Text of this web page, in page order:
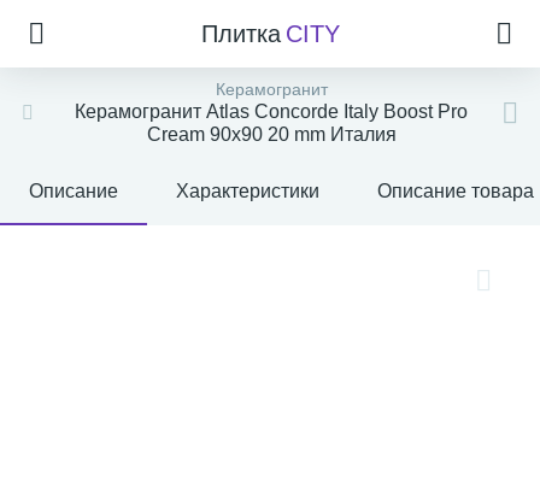
Плитка CITY
Керамогранит
Керамогранит Atlas Concorde Italy Boost Pro
Cream 90x90 20 mm Италия
Описание Характеристики Описание товара